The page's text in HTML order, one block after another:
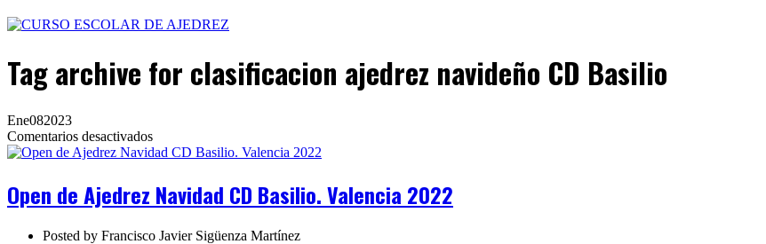
Tag archive for clasificacion ajedrez navideño CD Basilio
Ene082023
Comentarios desactivadosen
Open
Navidad
Basilio.
Open de Ajedrez Navidad CD Basilio. Valencia 2022
Posted by Francisco Javier Sigüenza Martínez